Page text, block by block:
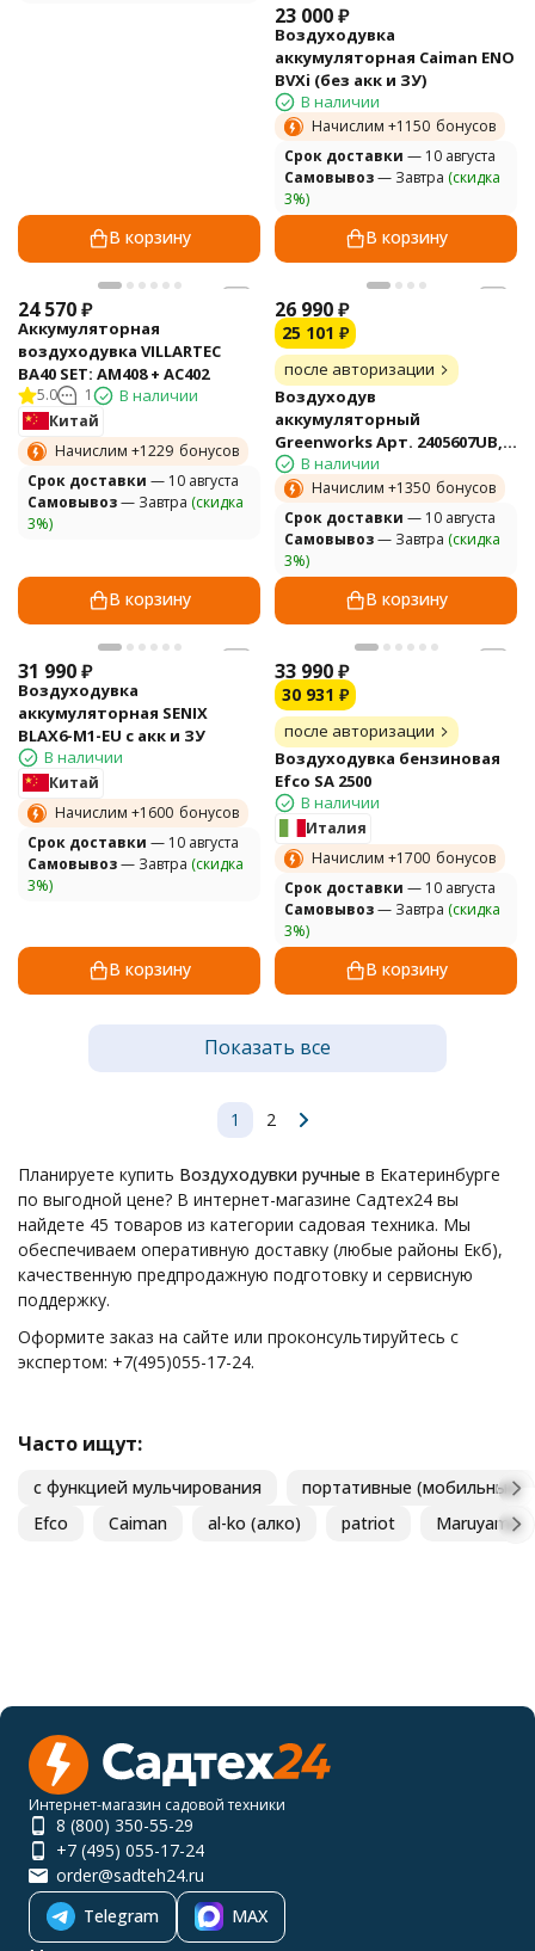
В корзину
23 000₽
Воздуходувка
аккумуляторная Caiman ENO
BVXi (без акк и ЗУ)
В наличии
Начислим +1150 бонусов
Cрок доставки — 10 августа
Самовывоз— Завтра (скидка
3%)
В корзину
24 570₽
Аккумуляторная
воздуходувка VILLARTEC
BA40 SET: AM408 + AC402
5.0 1 В наличии
Китай
Начислим +1229 бонусов
Cрок доставки — 10 августа
Самовывоз— Завтра (скидка
3%)
В корзину
26 990₽
25 101 ₽
после авторизации
Воздуходув
аккумуляторный
Greenworks Арт. 2405607UB,
60V, бесщеточный, c 1хАКБ 4
Ач. и ЗУ
В наличии
Начислим +1350 бонусов
Cрок доставки — 10 августа
Самовывоз— Завтра (скидка
3%)
В корзину
31 990₽
Воздуходувка
аккумуляторная SENIX
BLAX6-M1-EU с акк и ЗУ
В наличии
Китай
Начислим +1600 бонусов
Cрок доставки — 10 августа
Самовывоз— Завтра (скидка
3%)
В корзину
33 990₽
30 931 ₽
после авторизации
Воздуходувка бензиновая
Efco SA 2500
В наличии
Италия
Начислим +1700 бонусов
Cрок доставки — 10 августа
Самовывоз— Завтра (скидка
3%)
В корзину
Показать все
1 2
Планируете купить Воздуходувки ручные в Екатеринбурге
по выгодной цене? В интернет-магазине Садтех24 вы
найдете 45 товаров из категории садовая техника. Мы
обеспечиваем оперативную доставку (любые районы Екб),
качественную предпродажную подготовку и сервисную
поддержку.
Оформите заказ на сайте или проконсультируйтесь с
экспертом: +7(495)055-17-24.
Часто ищут:
с функцией мульчирования
портативные (мобильные)
Efco
Caiman al-ko (алко) patriot Maruyama
Интернет-магазин садовой техники
8 (800) 350-55-29
+7 (495) 055-17-24
order@sadteh24.ru
Telegram
MAX